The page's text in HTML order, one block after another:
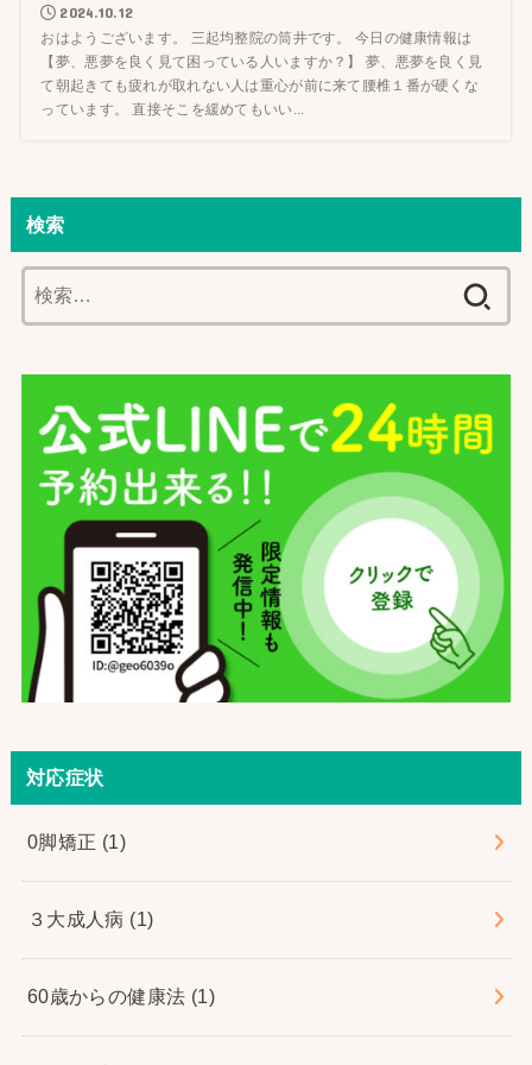
2024.10.12
おはようございます。 三起均整院の筒井です。 今日の健康情報は
【夢、悪夢を良く見て困っている人いますか？】 夢、悪夢を良く見
て朝起きても疲れが取れない人は重心が前に来て腰椎１番が硬くな
っています。 直接そこを緩めてもいい...
検索
索:
対応症状
0脚矯正 (1)
３大成人病 (1)
60歳からの健康法 (1)